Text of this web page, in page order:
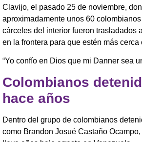
Clavijo, el pasado 25 de noviembre,
aproximadamente unos 60
cárceles del interior fueron trasladados
en la frontera para que estén más cerca
“Yo confío en Dios que mi Danner sea
Colombianos
hace años
Dentro del grupo de colombianos
como Brandon Josué Castaño